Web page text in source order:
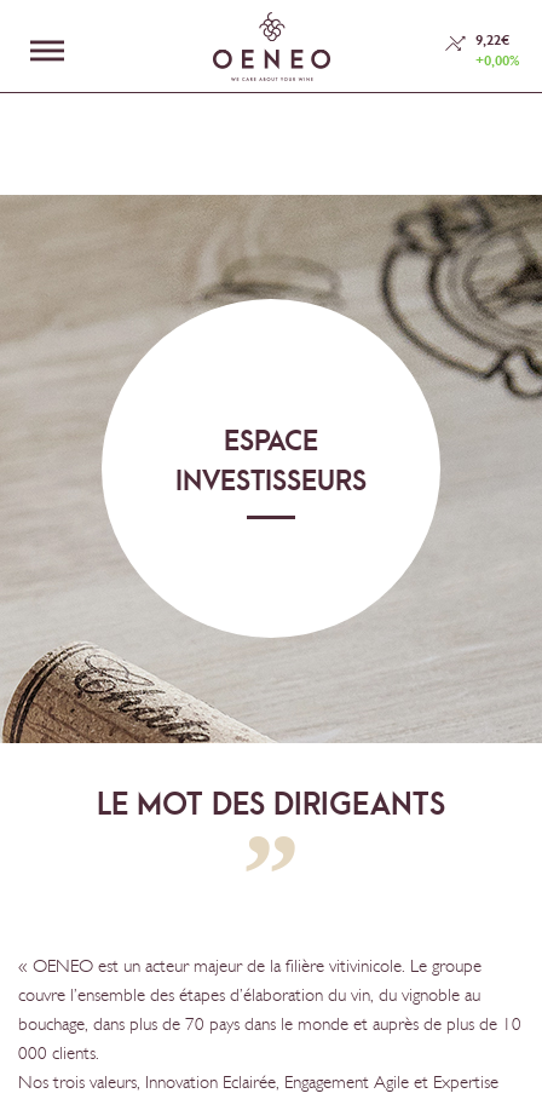
En poursuivant votre navigation sur ce site, vous acceptez l’utilisation de
Cookies.
NOS MÉTIERS
ESPACE INVESTISSEURS
NOUS CONTACTER
9,22€
+0,00%
ESPACE
INVESTISSEURS
LE MOT DES DIRIGEANTS
« OENEO est un acteur majeur de la filière vitivinicole. Le groupe
couvre l’ensemble des étapes d’élaboration du vin, du vignoble au
bouchage, dans plus de 70 pays dans le monde et auprès de plus de 10
000 clients.
Nos trois valeurs, Innovation Eclairée, Engagement Agile et Expertise